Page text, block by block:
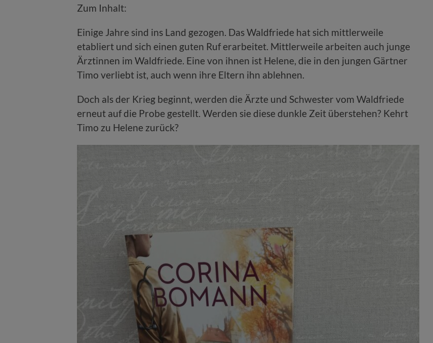
Zum Inhalt:
Einige Jahre sind ins Land gezogen. Das Waldfriede hat sich mittlerweile
etabliert und sich einen guten Ruf erarbeitet. Mittlerweile arbeiten auch junge
Ärztinnen im Waldfriede. Eine von ihnen ist Helene, die in den jungen Gärtner
Timo verliebt ist, auch wenn ihre Eltern ihn ablehnen.
Doch als der Krieg beginnt, werden die Ärzte und Schwester vom Waldfriede
erneut auf die Probe gestellt. Werden sie diese dunkle Zeit überstehen? Kehrt
Timo zu Helene zurück?